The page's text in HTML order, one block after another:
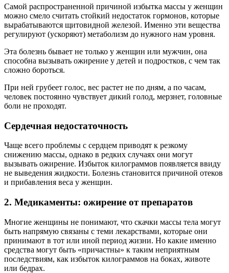
Самой распространенной причиной избытка массы у женщин
можно смело считать стойкий недостаток гормонов, которые
вырабатываются щитовидной железой. Именно эти вещества
регулируют (ускоряют) метаболизм до нужного нам уровня.
Эта болезнь бывает не только у женщин или мужчин, она
способна вызывать ожирение у детей и подростков, с чем так
сложно бороться.
При ней грубеет голос, вес растет не по дням, а по часам,
человек постоянно чувствует дикий голод, мерзнет, головные
боли не проходят.
Сердечная недостаточность
Чаще всего проблемы с сердцем приводят к резкому
снижению массы, однако в редких случаях они могут
вызывать ожирение. Избыток килограммов появляется ввиду
не выведения жидкости. Болезнь становится причиной отеков
и прибавления веса у женщин.
2. Медикаменты: ожирение от препаратов
Многие женщины не понимают, что скачки массы тела могут
быть напрямую связаны с теми лекарствами, которые они
принимают в тот или иной период жизни. Но какие именно
средства могут быть «причастны» к таким неприятным
последствиям, как избыток килограммов на боках, животе
или бедрах.